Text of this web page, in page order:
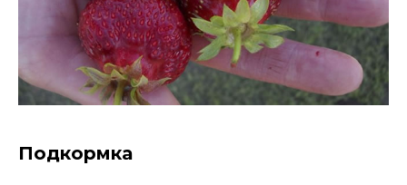
Подкормка